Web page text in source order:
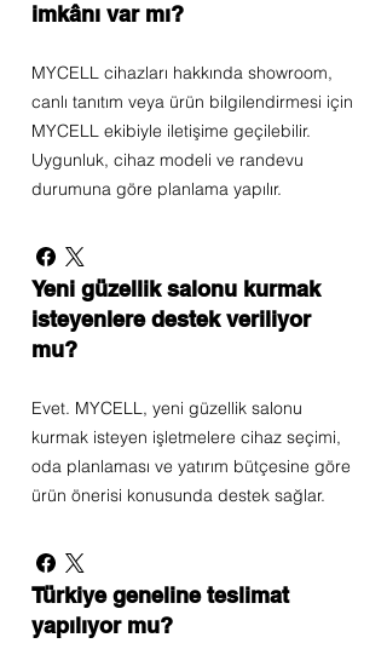
imkânı var mı?
MYCELL cihazları hakkında showroom,
canlı tanıtım veya ürün bilgilendirmesi için
MYCELL ekibiyle iletişime geçilebilir.
Uygunluk, cihaz modeli ve randevu
durumuna göre planlama yapılır.
Yeni güzellik salonu kurmak
isteyenlere destek veriliyor
mu?
Evet. MYCELL, yeni güzellik salonu
kurmak isteyen işletmelere cihaz seçimi,
oda planlaması ve yatırım bütçesine göre
ürün önerisi konusunda destek sağlar.
Türkiye geneline teslimat
yapılıyor mu?